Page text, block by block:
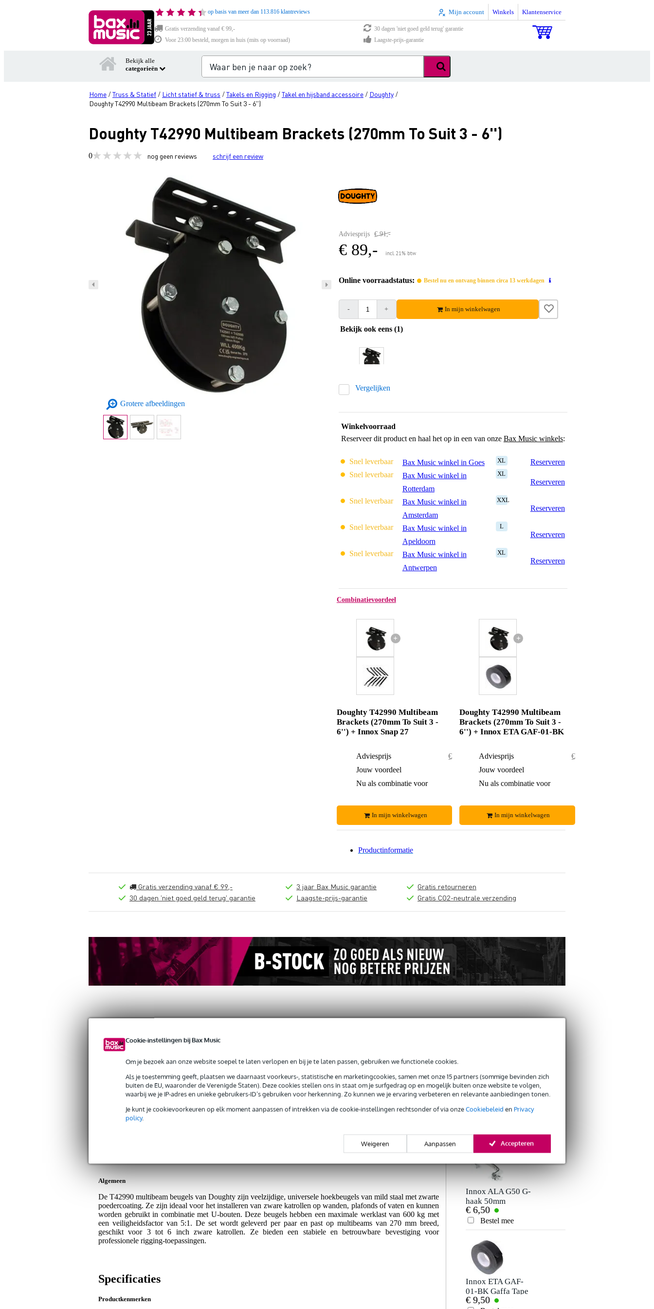
Cookie-instellingen bij Bax Music
Om je bezoek aan onze website soepel te laten verlopen en bij je te laten passen, gebruiken we functionele cookies.
Als je toestemming geeft, plaatsen we daarnaast voorkeurs-, statistische en marketingcookies, samen met onze 15 partners (sommige bevinden zich
buiten de EU, waaronder de Verenigde Staten). Deze cookies stellen ons in staat om je surfgedrag op en mogelijk buiten onze website te volgen,
waarbij we je IP-adres en unieke gebruikers-ID’s gebruiken voor herkenning. Zo kunnen we je ervaring verbeteren en relevante aanbiedingen tonen.
Je kunt je cookievoorkeuren op elk moment aanpassen of intrekken via de cookie-instellingen rechtsonder of via onzeCookiebeleid en Privacy
policy.
Weigeren Aanpassen Accepteren
op basis van meer dan 113.816 klantreviews Mijn account Winkels Klantenservice
Gratis verzending vanaf € 99,-
30 dagen 'niet goed geld terug' garantie
Voor 23:00 besteld, morgen in huis (mits op voorraad)
Laagste-prijs-garantie
Bekijk alle
categorieën
Home /Truss & Statief / Licht statief & truss /Takels en Rigging /Takel en hijsband accessoire / Doughty /
Doughty T42990 Multibeam Brackets (270mm To Suit 3 - 6'')
Doughty T42990 Multibeam Brackets (270mm To Suit 3 - 6'')
0 nog geen reviews schrijf een review
Grotere afbeeldingen
Adviesprijs € 91,-
€ 89,- incl. 21% btw
Online voorraadstatus: Bestel nu en ontvang binnen circa 13 werkdagen
- + In mijn winkelwagen
Bekijk ook eens (1)
Vergelijken
Winkelvoorraad
Reserveer dit product en haal het op in een van onze Bax Music winkels:
Snel leverbaar Bax Music winkel in Goes XL
Reserveren
Snel leverbaar
Bax Music winkel in
Rotterdam
XL
Reserveren
Snel leverbaar
Bax Music winkel in
Amsterdam
XXL
Reserveren
Snel leverbaar
Bax Music winkel in
Apeldoorn
L
Reserveren
Snel leverbaar
Bax Music winkel in
Antwerpen
XL
Reserveren
Combinatievoordeel
+
Doughty T42990 Multibeam
Brackets (270mm To Suit 3 -
6'') + Innox Snap 27
Adviesprijs
€ 94,50
Jouw voordeel
Nu als combinatie voor
In mijn winkelwagen
+
Doughty T42990 Multibeam
Brackets (270mm To Suit 3 -
6'') + Innox ETA GAF-01-BK
Adviesprijs
€ 98,50
Jouw voordeel
Nu als combinatie voor
In mijn winkelwagen
Productinformatie
Gratis verzending vanaf € 99,-
30 dagen 'niet goed geld terug' garantie
3 jaar Bax Music garantie
Laagste-prijs-garantie
Gratis retourneren
Gratis CO2-neutrale verzending
9000-0152-3378
Servicebelofte
Bax Music Garantie
: Op dit product krijg je 3 jaar Bax Music Garantie.
Op dit product krijg je 3 jaar Bax Music Garantie.
Algemeen
De T42990 multibeam beugels van Doughty zijn veelzijdige, universele hoekbeugels van mild staal met zwarte
poedercoating. Ze zijn ideaal voor het installeren van zware katrollen op wanden, plafonds of vaten en kunnen
worden gebruikt in combinatie met U-bouten. Deze beugels hebben een maximale werklast van 600 kg met
een veiligheidsfactor van 5:1. De set wordt geleverd per paar en past op multibeams van 270 mm breed,
geschikt voor 3 tot 6 inch zware katrollen. Ze bieden een stabiele en betrouwbare bevestiging voor
professionele rigging-toepassingen.
Specificaties
Productkenmerken
Je naam
Verstuur
Er zijn nog geen reviews voor dit product.
kabelbinder met
Innox ALA G50 G-
haak 50mm
€ 6,50
Bestel mee
Innox ETA GAF-
01-BK Gaffa Tape
50 mm x 50 m
€ 9,50